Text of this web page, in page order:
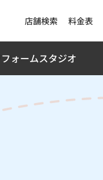
店舗検索 料金表
ォームスタジオ